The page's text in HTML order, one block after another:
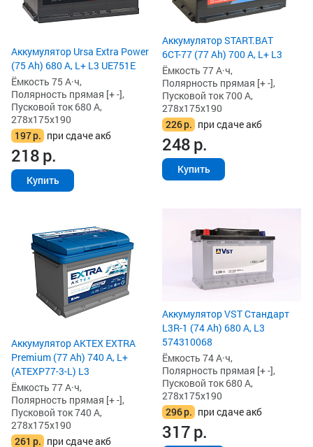
Аккумулятор Ursa Extra Power
(75 Ah) 680 А, L+ L3 UE751E
Ёмкость 75 А·ч,
Полярность прямая [+ -],
Пусковой ток 680 А,
278x175x190
197р. при сдаче акб
218р.
Купить
Аккумулятор START.BAT
6СТ-77 (77 Ah) 700 А, L+ L3
Ёмкость 77 А·ч,
Полярность прямая [+ -],
Пусковой ток 700 А,
278x175x190
226р. при сдаче акб
248р.
Купить
Аккумулятор AKTEX EXTRA
Premium (77 Ah) 740 А, L+
(ATEXP77-3-L) L3
Ёмкость 77 А·ч,
Полярность прямая [+ -],
Пусковой ток 740 А,
278x175x190
261 р. при сдаче акб
Аккумулятор VST Стандарт
L3R-1 (74 Ah) 680 А, L3
574310068
Ёмкость 74 А·ч,
Полярность прямая [+ -],
Пусковой ток 680 А,
278x175x190
296р. при сдаче акб
317р.